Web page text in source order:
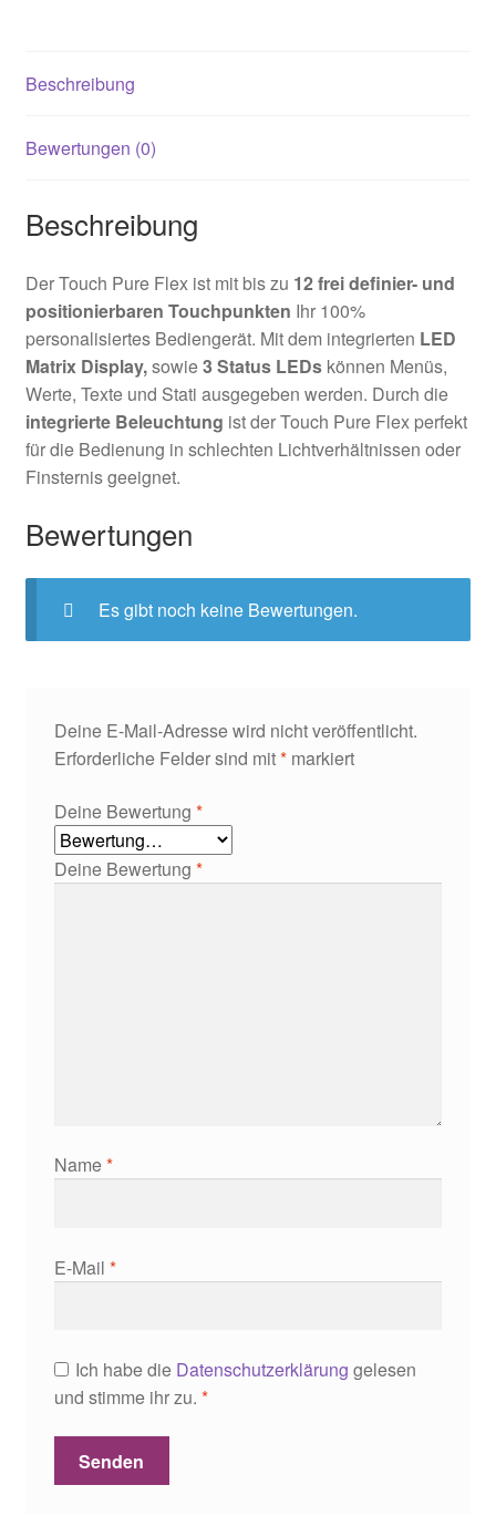
Beschreibung
Bewertungen (0)
Beschreibung
Der Touch Pure Flex ist mit bis zu 12 frei definier- und
positionierbaren Touchpunkten Ihr 100%
personalisiertes Bediengerät. Mit dem integrierten LED
Matrix Display,sowie3 Status LEDskönnen Menüs,
Werte, Texte und Stati ausgegeben werden. Durch die
integrierte Beleuchtung ist der Touch Pure Flex perfekt
für die Bedienung in schlechten Lichtverhältnissen oder
Finsternis geeignet.
Bewertungen
Es gibt noch keine Bewertungen.
Deine E-Mail-Adresse wird nicht veröffentlicht.
Erforderliche Felder sind mit*markiert
Deine Bewertung *
Deine Bewertung *
Name*
E-Mail *
Ich habe die Datenschutzerklärung gelesen
und stimme ihr zu. *